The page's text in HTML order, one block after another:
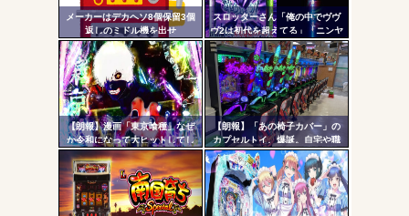
メーカーはデカヘソ8個保留3個
返しのミドル機を出せ
よ！！！！
スロッターさん「俺の中でヴヴ
ヴ2は初代を超えてる」「ニンヤ
メで状況が一変するのも良いス
パイスになってる」
【朗報】漫画「東京喰種」なぜ
か令和になって大ヒットしてし
まうｗｗｗ
【朗報】「あの椅子カバー」の
カプセルトイ、爆誕。自宅や職
場をパチンコ屋にしちゃおうｗ
ｗｗ
更新
ツー
ル